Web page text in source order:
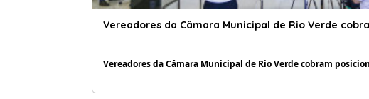
Vereadores da Câmara Municipal de Rio Verde
Vereadores da Câmara Municipal de Rio Verde cobram